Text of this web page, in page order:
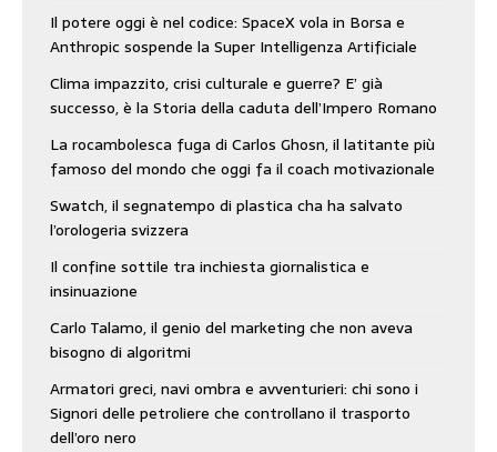
Il potere oggi è nel codice: SpaceX vola in Borsa e
Anthropic sospende la Super Intelligenza Artificiale
Clima impazzito, crisi culturale e guerre? E’ già
successo, è la Storia della caduta dell’Impero Romano
La rocambolesca fuga di Carlos Ghosn, il latitante più
famoso del mondo che oggi fa il coach motivazionale
Swatch, il segnatempo di plastica cha ha salvato
l’orologeria svizzera
Il confine sottile tra inchiesta giornalistica e
insinuazione
Carlo Talamo, il genio del marketing che non aveva
bisogno di algoritmi
Armatori greci, navi ombra e avventurieri: chi sono i
Signori delle petroliere che controllano il trasporto
dell’oro nero